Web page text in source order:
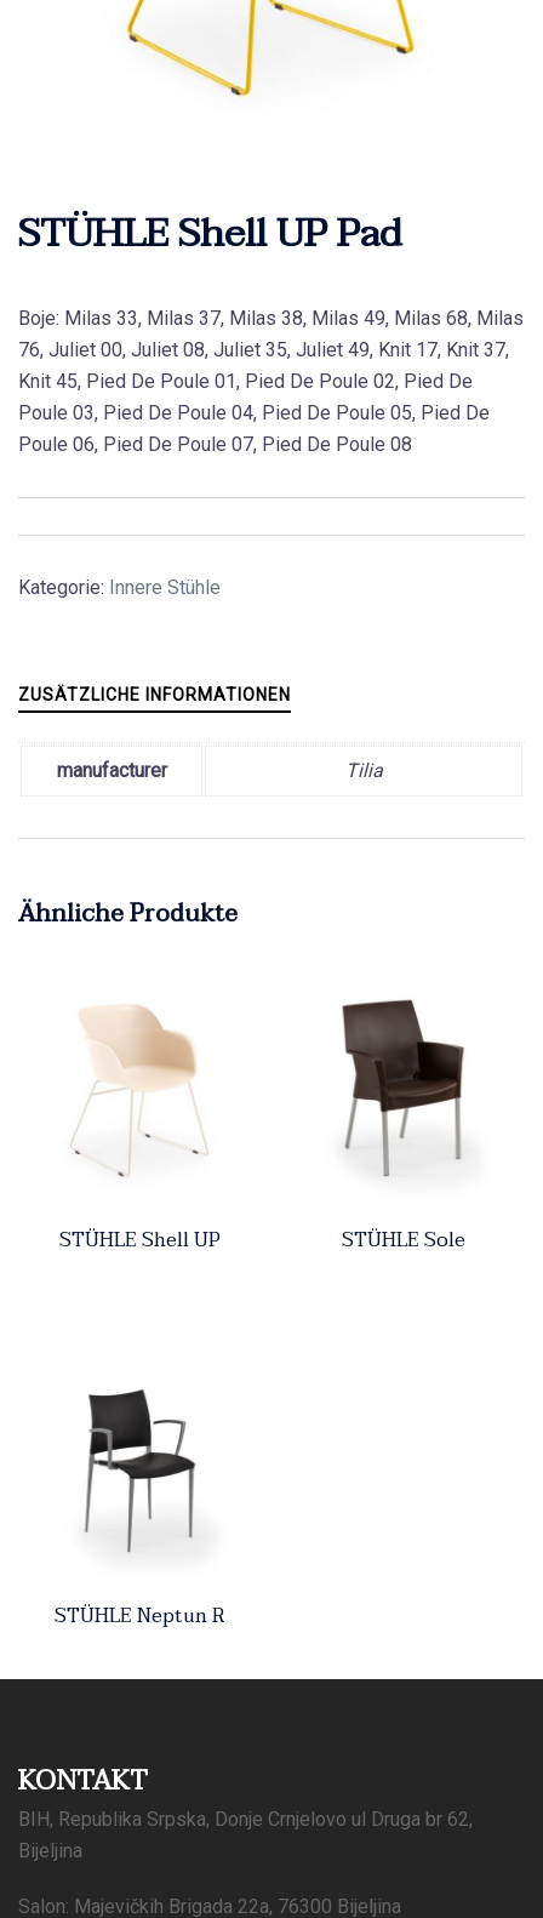
STÜHLE Shell UP Pad
Boje: Milas 33, Milas 37, Milas 38, Milas 49, Milas 68, Milas
76, Juliet 00, Juliet 08, Juliet 35, Juliet 49, Knit 17, Knit 37,
Knit 45, Pied De Poule 01, Pied De Poule 02, Pied De
Poule 03, Pied De Poule 04, Pied De Poule 05, Pied De
Poule 06, Pied De Poule 07, Pied De Poule 08
Kategorie: Innere Stühle
ZUSÄTZLICHE INFORMATIONEN
manufacturer Tilia
Ähnliche Produkte
STÜHLE Shell UP STÜHLE Sole
STÜHLE Neptun R
KONTAKT
BIH, Republika Srpska, Donje Crnjelovo ul Druga br 62,
Bijeljina
Salon: Majevičkih Brigada 22a, 76300 Bijeljina